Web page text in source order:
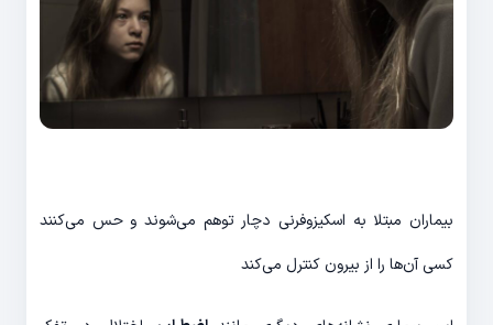
بیماران مبتلا به اسکیزوفرنی دچار توهم می‌شوند و حس می‌کنند
کسی آن‌ها را از بیرون کنترل می‌کند